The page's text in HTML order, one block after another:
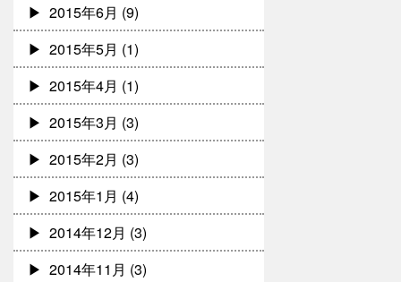
2015年6月 (9)
2015年5月 (1)
2015年4月 (1)
2015年3月 (3)
2015年2月 (3)
2015年1月 (4)
2014年12月 (3)
2014年11月 (3)